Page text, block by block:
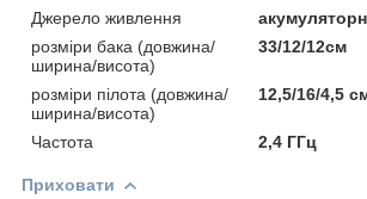
Джерело живлення
розміри бака (довжина/
ширина/висота)
33/12/12см
розміри пілота (довжина/
ширина/висота)
12,5/16/4,5
Частота 2,4 ГГц
Приховати